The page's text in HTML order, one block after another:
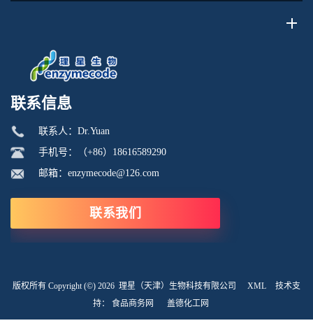
联系信息
联系人：Dr.Yuan
手机号：（+86）18616589290
邮箱：enzymecode@126.com
联系我们
版权所有 Copyright (©) 2026 理星（天津）生物科技有限公司 XML
技术支
持： 食品商务网 盖德化工网